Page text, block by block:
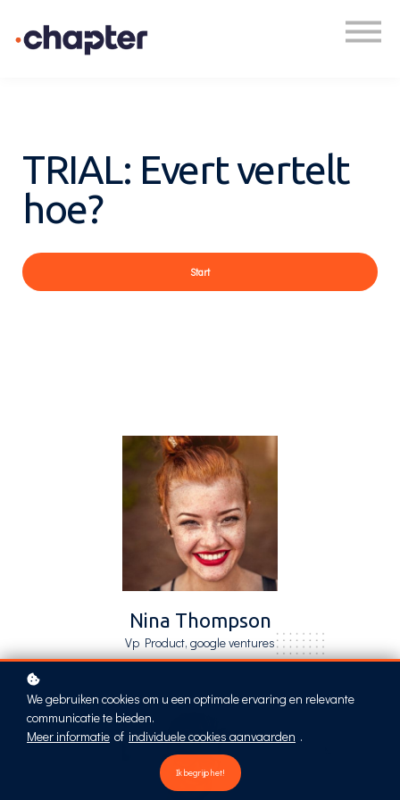
TRIAL: Evert vertelt
hoe?
Start
Nina Thompson
Vp Product, google ventures
We gebruiken cookies om u een optimale ervaring en relevante
communicatie te bieden.
Meer informatie of individuele cookies aanvaarden .
Ik begrijp het!